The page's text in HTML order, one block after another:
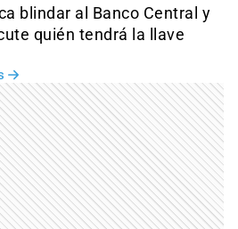
blindar al Banco Central y
quién tendrá la llave